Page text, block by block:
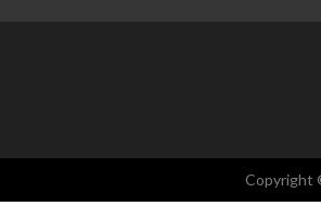
Copyright